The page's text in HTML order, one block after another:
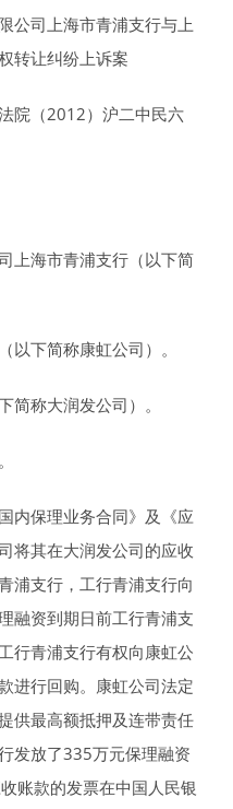
公司上海市青浦支行与上
转让纠纷上诉案
院（2012）沪二中民六
上海市青浦支行（以下简
以下简称康虹公司）。
简称大润发公司）。
内保理业务合同》及《应
将其在大润发公司的应收
浦支行，工行青浦支行向
融资到期日前工行青浦支
行青浦支行有权向康虹公
进行回购。康虹公司法定
供最高额抵押及连带责任
发放了335万元保理融资
账款的发票在中国人民银